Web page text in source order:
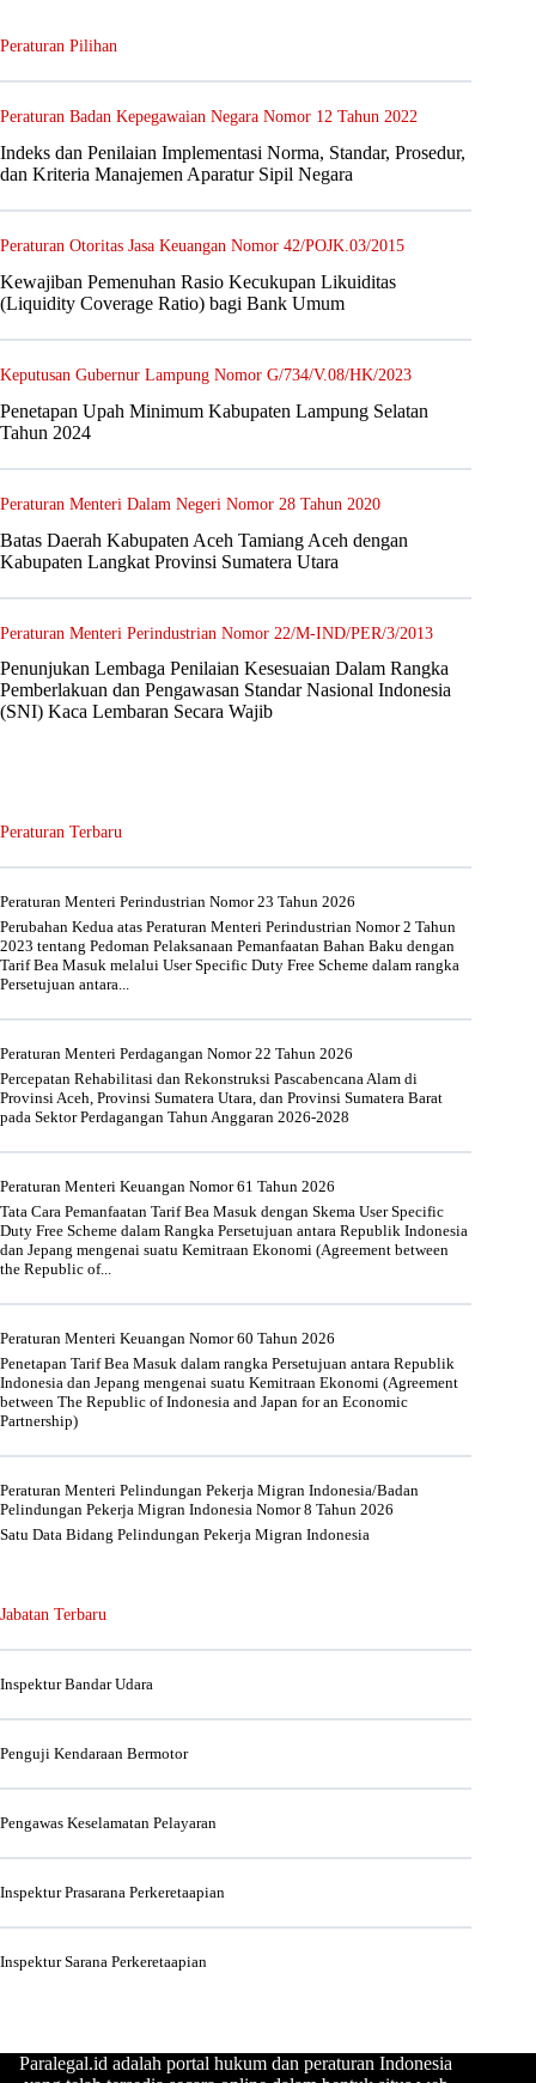
Peraturan Pilihan
Peraturan Badan Kepegawaian Negara Nomor 12 Tahun 2022
Indeks dan Penilaian Implementasi Norma, Standar, Prosedur,
dan Kriteria Manajemen Aparatur Sipil Negara
Peraturan Otoritas Jasa Keuangan Nomor 42/POJK.03/2015
Kewajiban Pemenuhan Rasio Kecukupan Likuiditas
(Liquidity Coverage Ratio) bagi Bank Umum
Keputusan Gubernur Lampung Nomor G/734/V.08/HK/2023
Penetapan Upah Minimum Kabupaten Lampung Selatan
Tahun 2024
Peraturan Menteri Dalam Negeri Nomor 28 Tahun 2020
Batas Daerah Kabupaten Aceh Tamiang Aceh dengan
Kabupaten Langkat Provinsi Sumatera Utara
Peraturan Menteri Perindustrian Nomor 22/M-IND/PER/3/2013
Penunjukan Lembaga Penilaian Kesesuaian Dalam Rangka
Pemberlakuan dan Pengawasan Standar Nasional Indonesia
(SNI) Kaca Lembaran Secara Wajib
Peraturan Terbaru
Peraturan Menteri Perindustrian Nomor 23 Tahun 2026
Perubahan Kedua atas Peraturan Menteri Perindustrian Nomor 2 Tahun
2023 tentang Pedoman Pelaksanaan Pemanfaatan Bahan Baku dengan
Tarif Bea Masuk melalui User Specific Duty Free Scheme dalam rangka
Persetujuan antara...
Peraturan Menteri Perdagangan Nomor 22 Tahun 2026
Percepatan Rehabilitasi dan Rekonstruksi Pascabencana Alam di
Provinsi Aceh, Provinsi Sumatera Utara, dan Provinsi Sumatera Barat
pada Sektor Perdagangan Tahun Anggaran 2026-2028
Peraturan Menteri Keuangan Nomor 61 Tahun 2026
Tata Cara Pemanfaatan Tarif Bea Masuk dengan Skema User Specific
Duty Free Scheme dalam Rangka Persetujuan antara Republik Indonesia
dan Jepang mengenai suatu Kemitraan Ekonomi (Agreement between
the Republic of...
Peraturan Menteri Keuangan Nomor 60 Tahun 2026
Penetapan Tarif Bea Masuk dalam rangka Persetujuan antara Republik
Indonesia dan Jepang mengenai suatu Kemitraan Ekonomi (Agreement
between The Republic of Indonesia and Japan for an Economic
Partnership)
Peraturan Menteri Pelindungan Pekerja Migran Indonesia/Badan
Pelindungan Pekerja Migran Indonesia Nomor 8 Tahun 2026
Satu Data Bidang Pelindungan Pekerja Migran Indonesia
Jabatan Terbaru
Inspektur Bandar Udara
Penguji Kendaraan Bermotor
Pengawas Keselamatan Pelayaran
Inspektur Prasarana Perkeretaapian
Inspektur Sarana Perkeretaapian
Paralegal.id adalah portal hukum dan peraturan Indonesia